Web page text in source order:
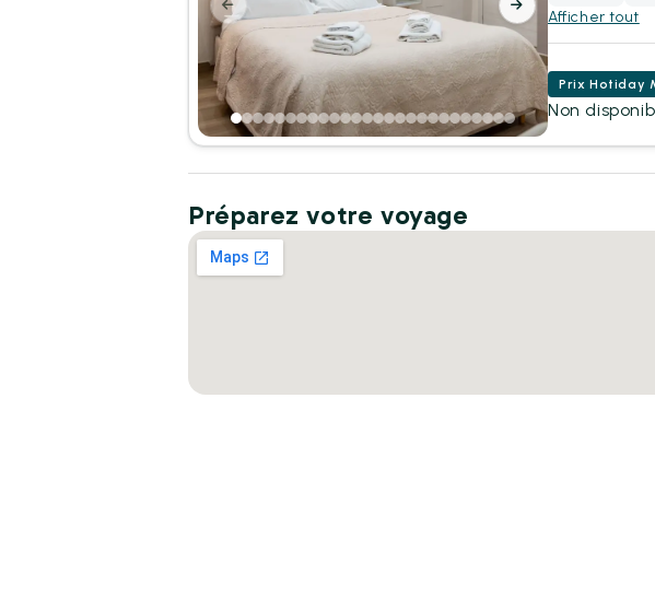
Afficher tout
Prix Hotiday
Non
Préparez votre voyage